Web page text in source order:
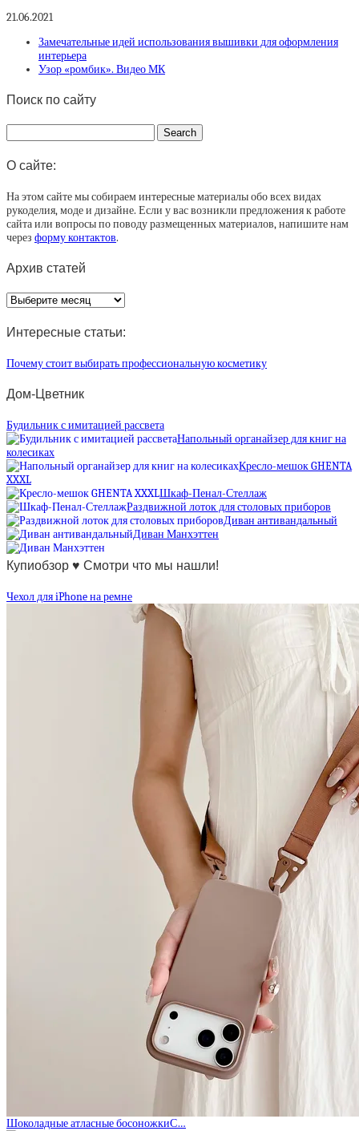
21.06.2021
Замечательные идей использования вышивки для оформления
интерьера
Узор «ромбик». Видео МК
Поиск по сайту
О сайте:
На этом сайте мы собираем интересные материалы обо всех видах
рукоделия, моде и дизайне. Если у вас возникли предложения к работе
сайта или вопросы по поводу размещенных материалов, напишите нам
через форму контактов.
Архив статей
Архив
статей
Интересные статьи:
Почему стоит выбирать профессиональную косметику
Дом-Цветник
Будильник с имитацией рассвета
Напольный органайзер для книг на
колесиках
Кресло-мешок GHENTA
XXXL
Шкаф-Пенал-Стеллаж
Раздвижной лоток для столовых приборов
Диван антивандальный
Диван Манхэттен
Купиобзор ♥ Смотри что мы нашли!
Чехол для iPhone на ремне
Шоколадные атласные босоножкиС…